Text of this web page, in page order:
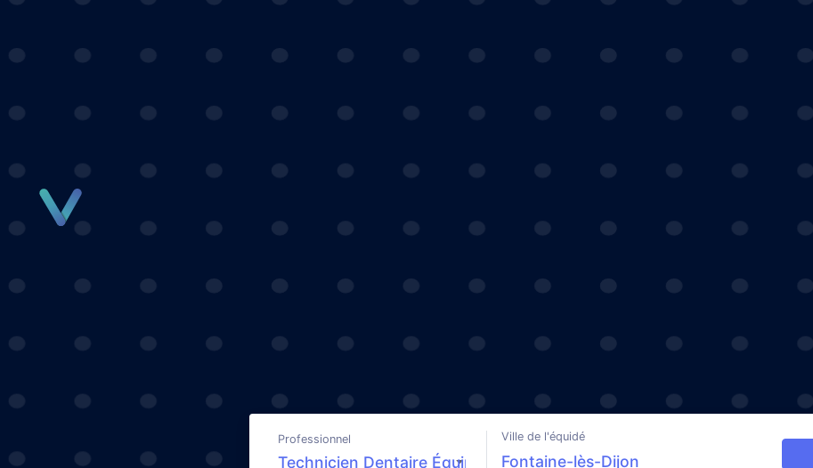
Professionnel Ville de l'équidé